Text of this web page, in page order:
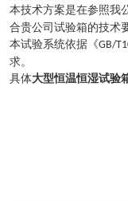
本技术方案是在参照我
合贵公司试验箱的技术
本试验系统依据《GB/
求。
具体大型恒温恒湿试验